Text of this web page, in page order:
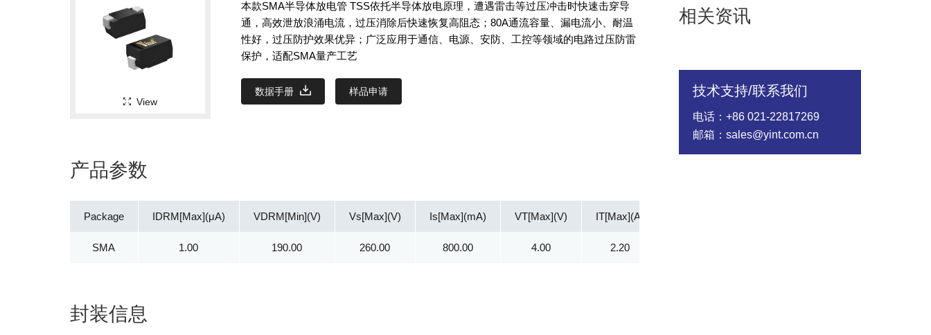
View
本款SMA半导体放电管 TSS依托半导体放电原理，遭遇雷击等过压冲击时快速击穿导
通，高效泄放浪涌电流，过压消除后快速恢复高阻态；80A通流容量、漏电流小、耐温
性好，过压防护效果优异；广泛应用于通信、电源、安防、工控等领域的电路过压防雷
保护，适配SMA量产工艺
数据手册 样品申请
产品参数
Package
SMA
IDRM[Max](μA)
1.00
VDRM[Min](V)
190.00
Vs[Max](V)
260.00
Is[Max](mA)
800.00
VT[Max](V)
4.00
IT[Max](A)
2.20
封装信息
相关资讯
技术支持/联系我们
电话：+86 021-22817269
邮箱：sales@yint.com.cn